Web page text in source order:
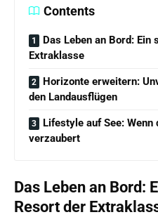
Contents
Das Leben an Bord:
Extraklasse
Horizonte erweitern:
den Landausflügen
Lifestyle auf See:
verzaubert
Das Leben an Bord:
Resort der